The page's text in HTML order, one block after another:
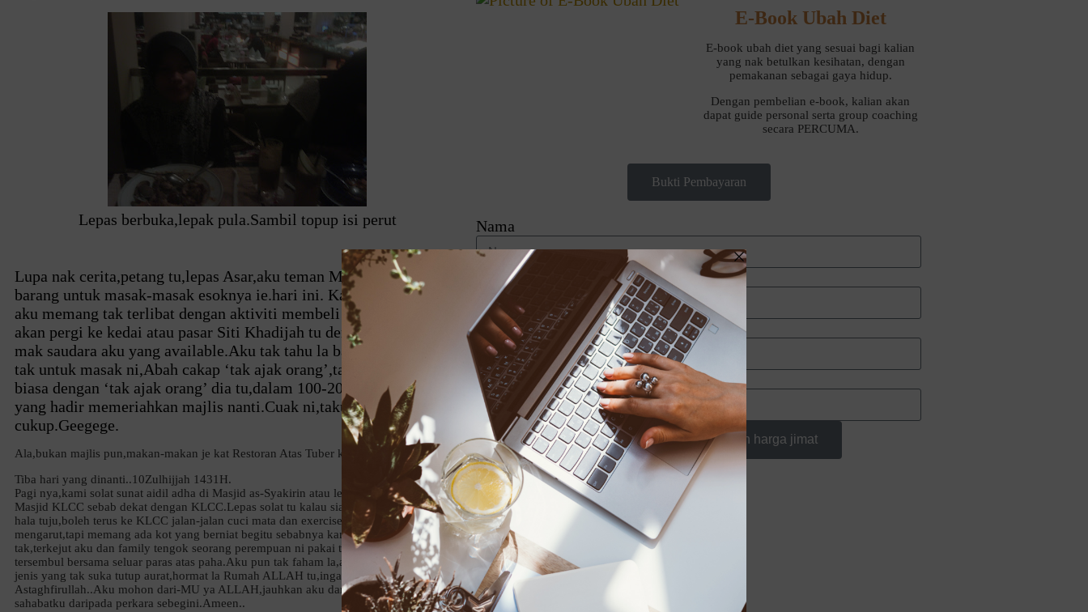
Lepas berbuka,lepak pula.Sambil topup isi perut
Lupa nak cerita,petang tu,lepas Asar,aku teman Ma aku,pergi beli
barang untuk masak-masak esoknya ie.hari ini. Kalau kat kampung
aku memang tak terlibat dengan aktiviti membeli barang ni,Ma
akan pergi ke kedai atau pasar Siti Khadijah tu dengan Mok and
mak saudara aku yang available.Aku tak tahu la barang cukup ke
tak untuk masak ni,Abah cakap ‘tak ajak orang’,tapi kami dah
biasa dengan ‘tak ajak orang’ dia tu,dalam 100-200 orang juga
yang hadir memeriahkan majlis nanti.Cuak ni,takut barang tak
cukup.Geegege.
Ala,bukan majlis pun,makan-makan je kat Restoran Atas Tuber kat Kg.Pandan.
Tiba hari yang dinanti..10Zulhijjah 1431H.
Pagi nya,kami solat sunat aidil adha di Masjid as-Syakirin atau lebih mesra sebagai
Masjid KLCC sebab dekat dengan KLCC.Lepas solat tu kalau siapa yang memang tiada
hala tuju,boleh terus ke KLCC jalan-jalan cuci mata dan exercise kaki.Bukan aku
mengarut,tapi memang ada kot yang berniat begitu sebabnya kamu-kamu tahu
tak,terkejut aku dan family tengok seorang perempuan ni pakai telekung,dengan lutut
tersembul bersama seluar paras atas paha.Aku pun tak faham la,atleast kalau pun dia tu
jenis yang tak suka tutup aurat,hormat la Rumah ALLAH tu,ingat rumah apa?
Astaghfirullah..Aku mohon dari-MU ya ALLAH,jauhkan aku dan keluarga serta
sahabatku daripada perkara sebegini.Ameen..
E-Book Ubah Diet
E-book ubah diet yang sesuai bagi kalian
yang nak betulkan kesihatan, dengan
pemakanan sebagai gaya hidup.
Dengan pembelian e-book, kalian akan
dapat guide personal serta group coaching
secara PERCUMA.
Bukti Pembayaran
Nama
No.HP
Alamat
Email
Bantu saya Untuk beli vitamin harga jimat